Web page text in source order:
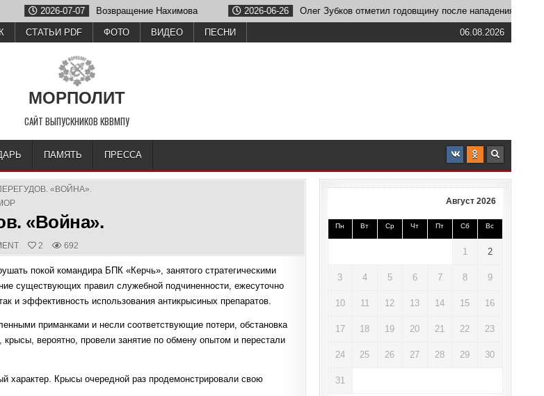
Возвращение Нахимова 2026-06-26 Олег Зубков отметил годовщину после нападения льва 2026-06-
СТАТЬИ PDF ФОТО ВИДЕО ПЕСНИ 06.08.2026
МОРПОЛИТ
САЙТ ВЫПУСКНИКОВ КВВМПУ
ПАМЯТЬ ПРЕССА
«ВОЙНА».
«Война».
ON
ВАЛЕРИЙ
«ВОЙНА».
2 692
покой командира БПК «Керчь», занятого стратегическими
существующих правил служебной подчиненности, ежесуточно
и эффективность использования антикрысиных препаратов.
приманками и несли соответствующие потери, обстановка
вероятно, провели занятие по обмену опытом и перестали
характер. Крысы очередной раз продемонстрировали свою
Август 2026
Пн Вт Ср Чт Пт Сб Вс
1 2
3 4 5 6 7 8 9
10 11 12 13 14 15 16
17 18 19 20 21 22 23
24 25 26 27 28 29 30
31